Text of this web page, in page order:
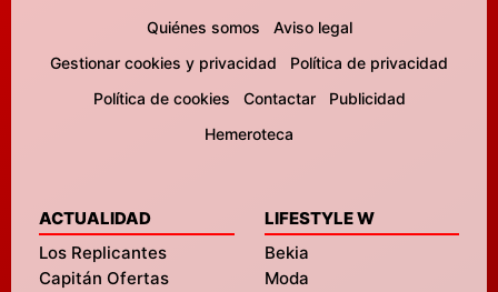
Quiénes somos
Aviso legal
Gestionar cookies y privacidad
Política de privacidad
Política de cookies
Contactar
Publicidad
Hemeroteca
ACTUALIDAD
Los Replicantes
Capitán Ofertas
LIFESTYLE W
Bekia
Moda